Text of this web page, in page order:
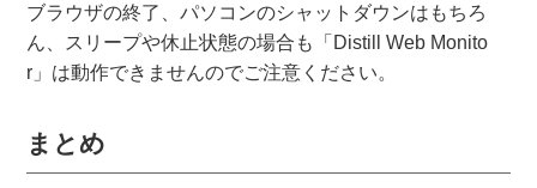
ブラウザの終了、パソコンのシャットダウンはもちろ
ん、スリープや休止状態の場合も「Distill Web Monito
r」は動作できませんのでご注意ください。
まとめ